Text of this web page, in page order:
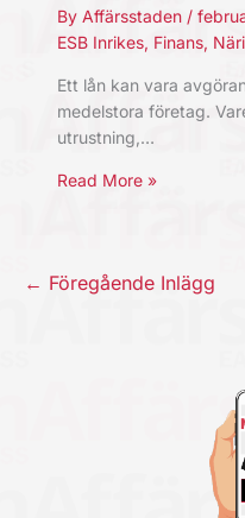
By Affärsstaden /
ESB Inrikes, Finans,
Ett lån kan vara
medelstora företag.
utrustning,…
Read More »
← Föregående Inlägg